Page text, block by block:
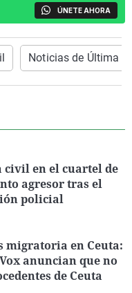
ÚNETE AHORA
Noticias de Última
civil en el cuartel de
agresor tras el
policial
migratoria en Ceuta:
anuncian que no
de Ceuta